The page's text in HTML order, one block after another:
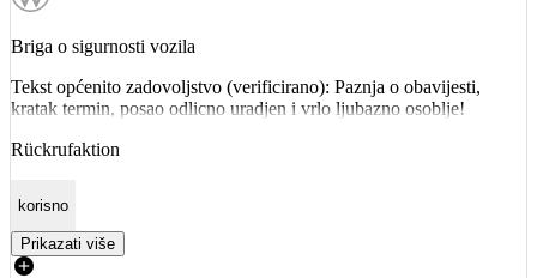
Briga o sigurnosti vozila
Tekst općenito zadovoljstvo (verificirano): Paznja o obavijesti,
kratak termin, posao odlicno uradjen i vrlo ljubazno osoblje!
Rückrufaktion
korisno
Prikazati više